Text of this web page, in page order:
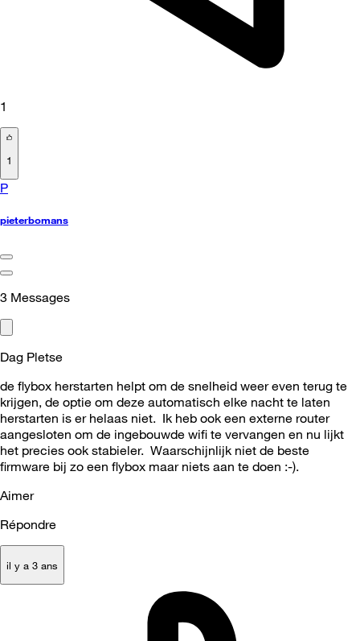
1
1
P
pieterbomans
3 Messages
Dag Pletse
de flybox herstarten helpt om de snelheid weer even terug te
krijgen, de optie om deze automatisch elke nacht te laten
herstarten is er helaas niet. Ik heb ook een externe router
aangesloten om de ingebouwde wifi te vervangen en nu lijkt
het precies ook stabieler. Waarschijnlijk niet de beste
firmware bij zo een flybox maar niets aan te doen :-).
Aimer
Répondre
il y a 3 ans